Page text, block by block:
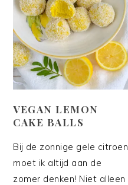
VEGAN LEMON
CAKE BALLS
Bij de zonnige gele citroen
moet ik altijd aan de
zomer denken! Niet alleen